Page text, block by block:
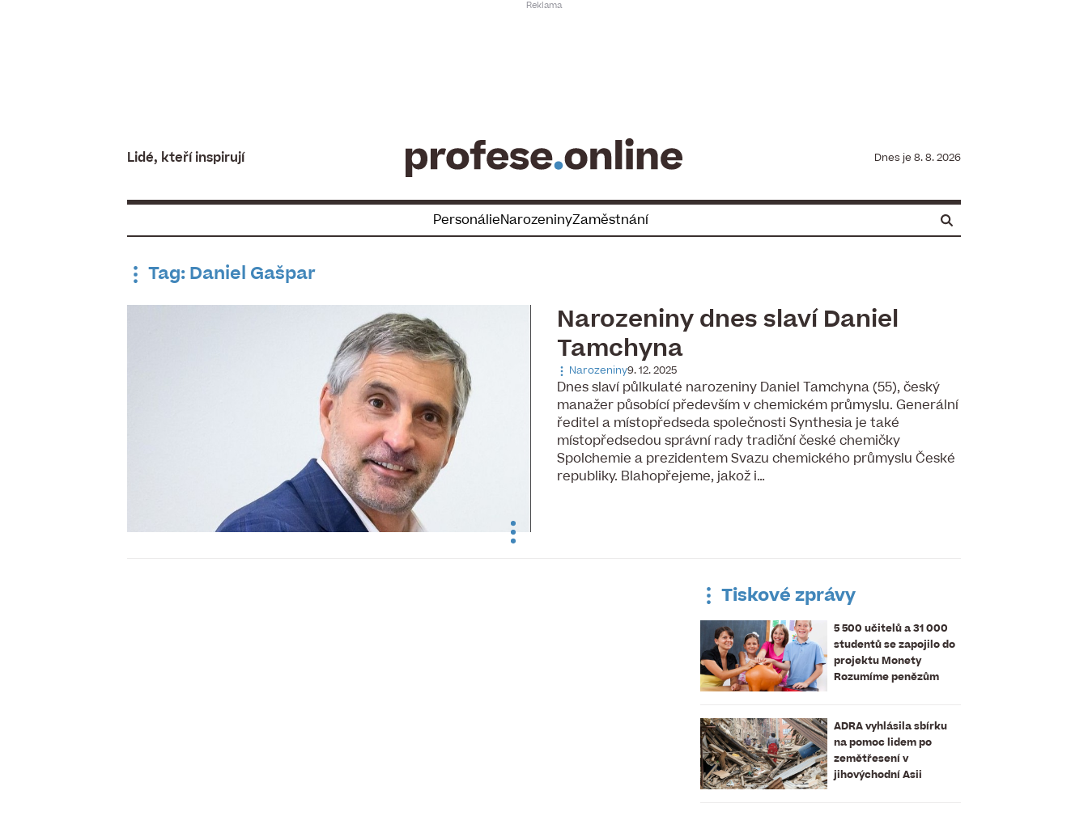
Lidé, kteří inspirují Dnes je 8. 8. 2026
PersonálieNarozeninyZaměstnání
Tag: Daniel Gašpar
Narozeniny dnes slaví Daniel
Tamchyna
Narozeniny9. 12. 2025
Dnes slaví půlkulaté narozeniny Daniel Tamchyna (55), český
manažer působící především v chemickém průmyslu. Generální
ředitel a místopředseda společnosti Synthesia je také
místopředsedou správní rady tradiční české chemičky
Spolchemie a prezidentem Svazu chemického průmyslu České
republiky. Blahopřejeme, jakož i…
Tiskové zprávy
5 500 učitelů a 31 000
studentů se zapojilo do
projektu Monety
Rozumíme penězům
ADRA vyhlásila sbírku
na pomoc lidem po
zemětřesení v
jihovýchodní Asii